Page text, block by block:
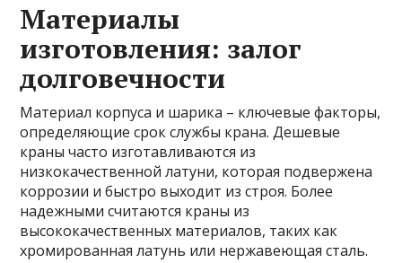
Материалы
изготовления: залог
долговечности
Материал корпуса и шарика – ключевые факторы,
определяющие срок службы крана. Дешевые
краны часто изготавливаются из
низкокачественной латуни, которая подвержена
коррозии и быстро выходит из строя. Более
надежными считаются краны из
высококачественных материалов, таких как
хромированная латунь или нержавеющая сталь.